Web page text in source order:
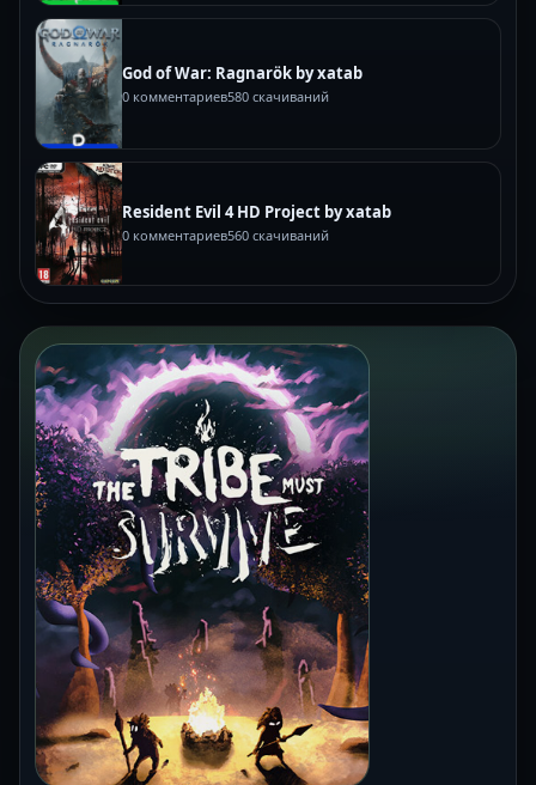
God of War: Ragnarök by xatab
0 комментариев580 скачиваний
Resident Evil 4 HD Project by xatab
0 комментариев560 скачиваний